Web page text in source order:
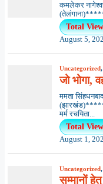
कमलेकर
Total
August 5,
Uncategorized
जो भोगा,
ममता
मर्म रचयिता...
Total
August 1,
Uncategorized
सम्मानों